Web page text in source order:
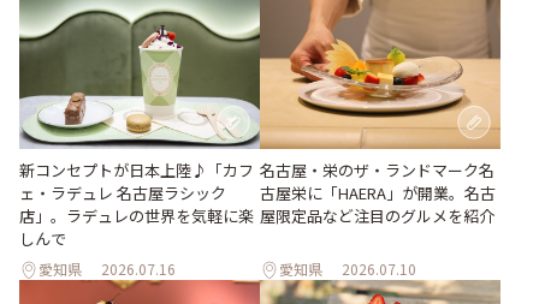
新コンセプトが日本上陸♪「カフ
ェ・ラデュレ 名古屋ラシック
店」。ラデュレの世界を気軽に楽
しんで
愛知県 2026.07.16
名古屋・栄のザ・ランドマーク名
古屋栄に「HAERA」が開業。名古
屋限定品など注目のグルメを紹介
愛知県 2026.07.10